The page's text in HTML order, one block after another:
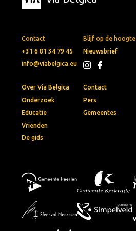
Contact
+31 6 81 34 79 45
info@viabelgica.eu
Blijf op de hoogte
Nieuwsbrief
Over Via Belgica
Onderzoek
Educatie
Vrienden
De gids
Contact
Pers
Gemeentes